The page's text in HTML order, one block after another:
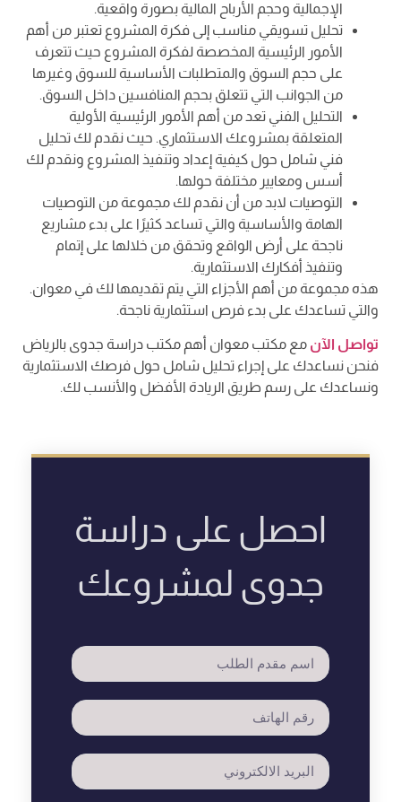
الإجمالية وحجم الأرباح المالية بصورة واقعية.
تحليل تسويقي مناسب إلى فكرة المشروع تعتبر من أهم
الأمور الرئيسية المخصصة لفكرة المشروع حيث تتعرف
على حجم السوق والمتطلبات الأساسية للسوق وغيرها
من الجوانب التي تتعلق بحجم المنافسين داخل السوق.
التحليل الفني تعد من أهم الأمور الرئيسية الأولية
المتعلقة بمشروعك الاستثماري. حيث نقدم لك تحليل
فني شامل حول كيفية إعداد وتنفيذ المشروع ونقدم لك
أسس ومعايير مختلفة حولها.
التوصيات لابد من أن نقدم لك مجموعة من التوصيات
الهامة والأساسية والتي تساعد كثيرًا على بدء مشاريع
ناجحة على أرض الواقع وتحقق من خلالها على إتمام
وتنفيذ أفكارك الاستثمارية.
هذه مجموعة من أهم الأجزاء التي يتم تقديمها لك في معوان.
والتي تساعدك على بدء فرص استثمارية ناجحة.
تواصل الآن مع مكتب معوان أهم مكتب دراسة جدوى بالرياض
فنحن نساعدك على إجراء تحليل شامل حول فرصك الاستثمارية
ونساعدك على رسم طريق الريادة الأفضل والأنسب لك.
احصل على دراسة
جدوى لمشروعك